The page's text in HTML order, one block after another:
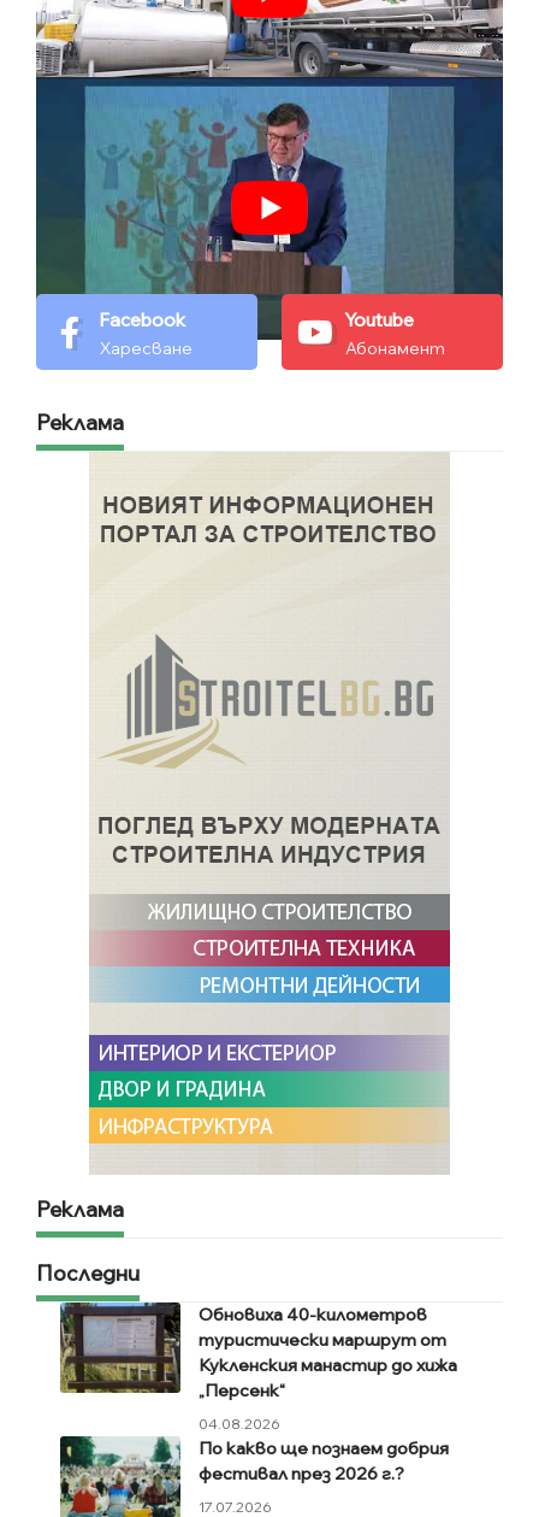
Facebook
Харесване
Youtube
Абонамент
Реклама
Реклама
Последни
Обновиха 40-километров
туристически маршрут от
Кукленския манастир до хижа
„Персенк“
04.08.2026
По какво ще познаем добрия
фестивал през 2026 г.?
17.07.2026